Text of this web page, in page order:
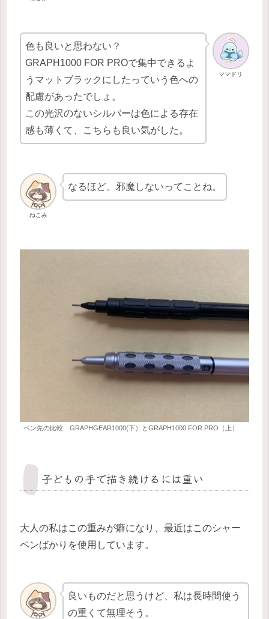
ママドリ
色も良いと思わない？
GRAPH1000 FOR PROで集中できるよ
うマットブラックにしたっていう色への
配慮があったでしょ。
この光沢のないシルバーは色による存在
感も薄くて、こちらも良い気がした。
ねこみ
なるほど。邪魔しないってことね。
ペン先の比較 GRAPHGEAR1000(下）とGRAPH1000 FOR PRO（上）
子どもの手で描き続けるには重い
大人の私はこの重みが癖になり、最近はこのシャー
ペンばかりを使用しています。
良いものだと思うけど、私は長時間使う
の重くて無理そう。